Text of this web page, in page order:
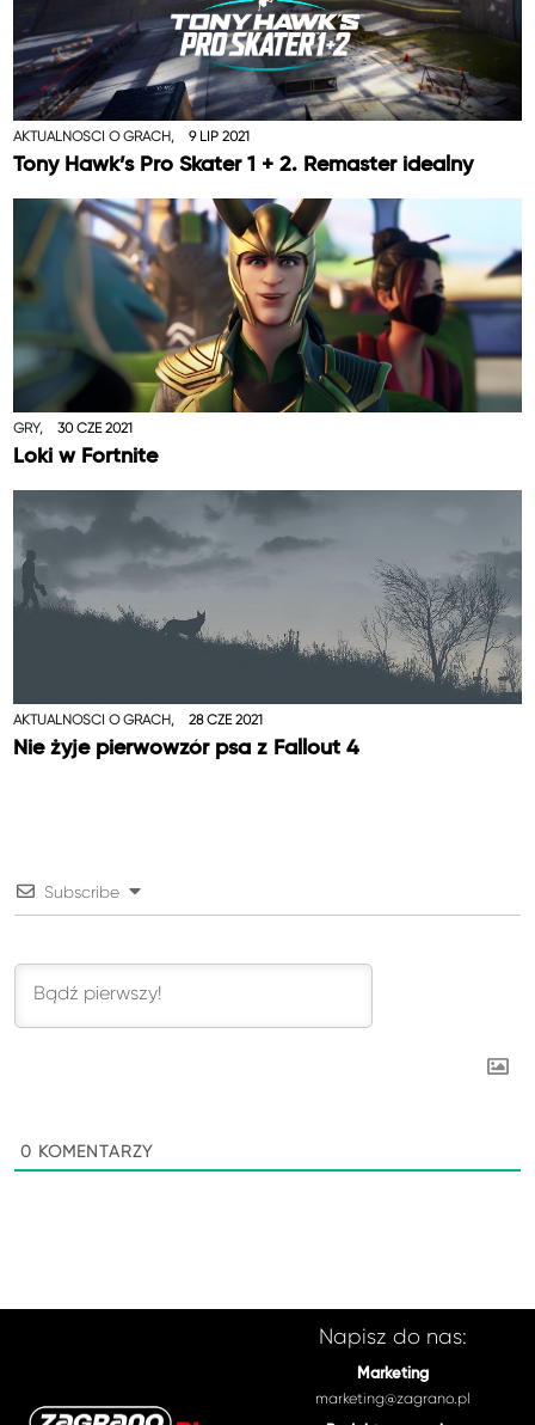
AKTUALNOŚCI O GRACH, 9 LIP 2021
Tony Hawk’s Pro Skater 1 + 2. Remaster idealny
GRY, 30 CZE 2021
Loki w Fortnite
AKTUALNOŚCI O GRACH, 28 CZE 2021
Nie żyje pierwowzór psa z Fallout 4
Subscribe
0 KOMENTARZY
Napisz do nas:
Marketing
marketing@zagrano.pl